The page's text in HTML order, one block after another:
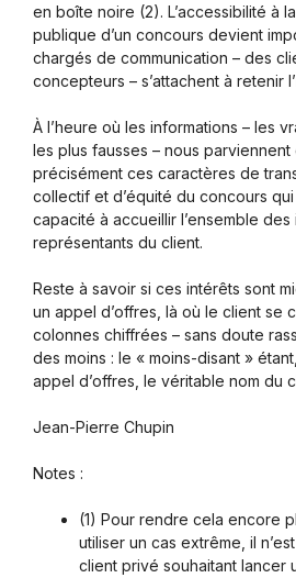
en boîte noire (2). L’accessibilité à
publique d’un concours devient
chargés de communication – des
concepteurs – s’attachent à retenir
À l’heure où les informations – les
les plus fausses – nous
précisément ces caractères de
collectif et d’équité du concours
capacité à accueillir l’ensemble
représentants du client.
Reste à savoir si ces intérêts sont
un appel d’offres, là où le client se
colonnes chiffrées – sans doute
des moins : le « moins-disant »
appel d’offres, le véritable nom du
Jean-Pierre Chupin
Notes :
(1) Pour rendre cela encore
utiliser un cas extrême, il
client privé souhaitant lancer